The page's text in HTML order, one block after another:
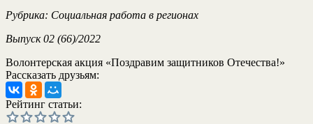
Рубрика: Социальная работа в регионах
Выпуск 02 (66)/2022
Волонтерская акция «Поздравим защитников Отечества!»
Рассказать друзьям:
Рейтинг статьи: